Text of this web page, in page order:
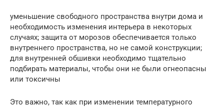
уменьшение свободного пространства внутри дома и
необходимость изменения интерьера в некоторых
случаях; защита от морозов обеспечивается только
внутреннего пространства, но не самой конструкции;
для внутренней обшивки необходимо тщательно
подбирать материалы, чтобы они не были огнеопасны
или токсичны
Это важно, так как при изменении температурного